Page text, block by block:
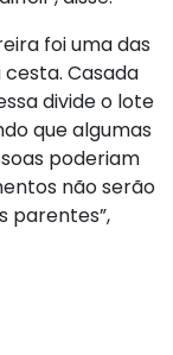
foi uma das
Casada
divide o lote
que algumas
poderiam
não serão
parentes”,